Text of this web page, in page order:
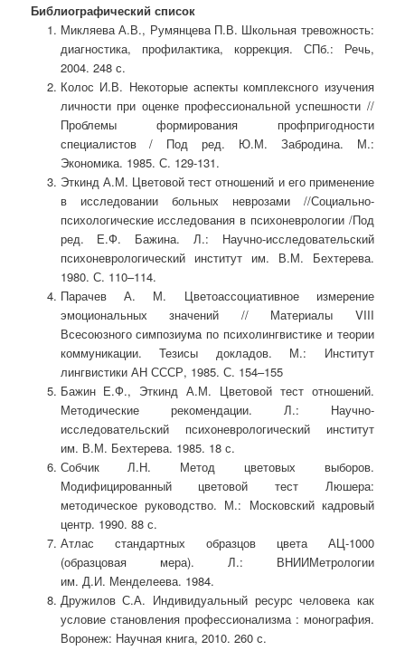
Библиографический список
Микляева А.В., Румянцева П.В. Школьная тревожность:
диагностика, профилактика, коррекция. СПб.: Речь,
2004. 248 с.
Колос И.В. Некоторые аспекты комплексного изучения
личности при оценке профессиональной успешности //
Проблемы формирования профпригодности
специалистов / Под ред. Ю.М. Забродина. М.:
Экономика. 1985. С. 129-131.
Эткинд А.М. Цветовой тест отношений и его применение
в исследовании больных неврозами //Социально-
психологические исследования в психоневрологии /Под
ред. Е.Ф. Бажина. Л.: Научно-исследовательский
психоневрологический институт им. В.М. Бехтерева.
1980. С. 110–114.
Парачев А. М. Цветоассоциативное измерение
эмоциональных значений // Материалы VIII
Всесоюзного симпозиума по психолингвистике и теории
коммуникации. Тезисы докладов. М.: Институт
лингвистики АН СССР, 1985. С. 154–155
Бажин Е.Ф., Эткинд А.М. Цветовой тест отношений.
Методические рекомендации. Л.: Научно-
исследовательский психоневрологический институт
им. В.М. Бехтерева. 1985. 18 с.
Собчик Л.Н. Метод цветовых выборов.
Модифицированный цветовой тест Люшера:
методическое руководство. М.: Московский кадровый
центр. 1990. 88 с.
Атлас стандартных образцов цвета АЦ-1000
(образцовая мера). Л.: ВНИИМетрологии
им. Д.И. Менделеева. 1984.
Дружилов С.А. Индивидуальный ресурс человека как
условие становления профессионализма : монография.
Воронеж: Научная книга, 2010. 260 с.